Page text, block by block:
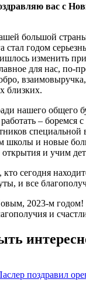
вас с
большой
стал годом
изменить
для нас, по-
близких.
нашего общего
– боремся
специальной
школы и новые
и учим
сегодня
и все
2023-м
и
поздравил